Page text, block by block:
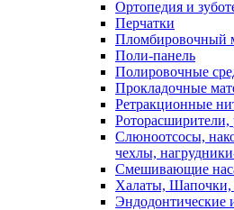
Ортопедия и
Перчатки
Пломбировочный
Поли-панель
Полировочные
Прокладочные
Ретракционные
Роторасширители,
Слюноотсосы,
чехлы,
Смешивающие
Халаты,
Эндодонтические